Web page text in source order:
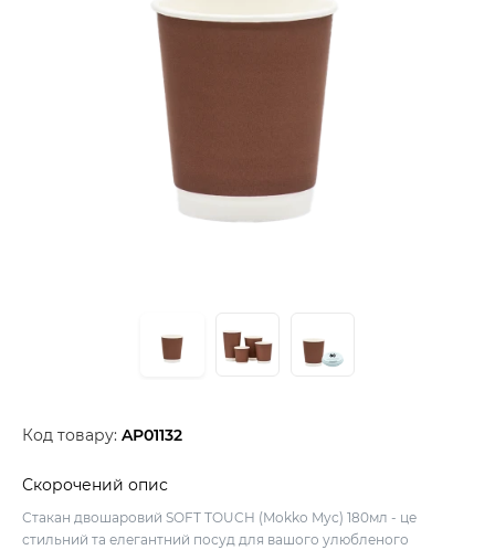
Код товару: AP01132
Скорочений опис
Стакан двошаровий SOFT TOUCH (Mokko Myc) 180мл - це
стильний та елегантний посуд для вашого улюбленого